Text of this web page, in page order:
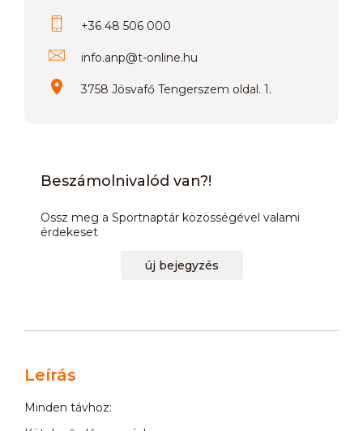
+36 48 506 000
info.anp@t-online.hu
3758 Jósvafő Tengerszem oldal. 1.
Beszámolnivalód van?!
Ossz meg a Sportnaptár közösségével valami
érdekeset
új bejegyzés
Leírás
Minden távhoz: